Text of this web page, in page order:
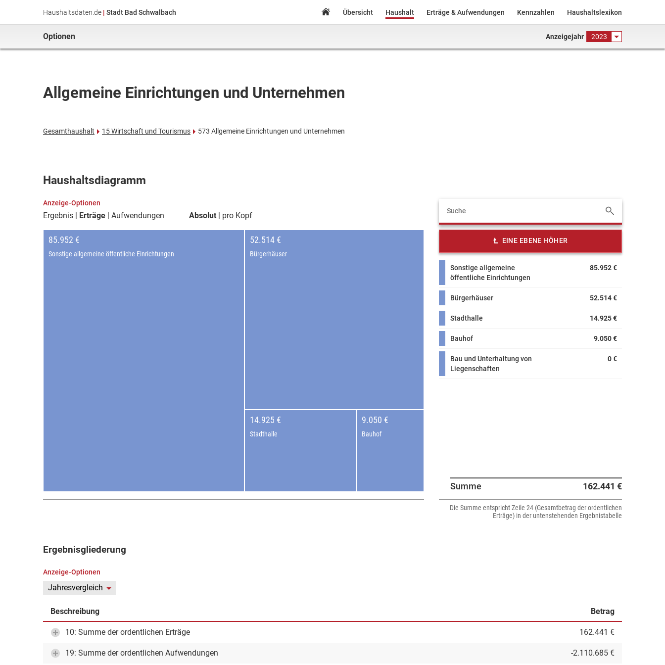
Haushaltsdaten.de | Stadt Bad Schwalbach Übersicht Haushalt Erträge & Aufwendungen Kennzahlen Haushaltslexikon
Optionen Anzeigejahr 2023
Allgemeine Einrichtungen und Unternehmen
Gesamthaushalt 15 Wirtschaft und Tourismus 573 Allgemeine Einrichtungen und Unternehmen
Haushaltsdiagramm
Anzeige-Optionen
Ergebnis Erträge Aufwendungen Absolut pro Kopf
85.952 €
Sonstige allgemeine öffentliche Einrichtungen
52.514 €
Bürgerhäuser
14.925 €
Stadthalle
9.050 €
Bauhof
EINE EBENE HÖHER
Sonstige allgemeine
öffentliche Einrichtungen
85.952 €
Bürgerhäuser 52.514 €
Stadthalle 14.925 €
Bauhof 9.050 €
Bau und Unterhaltung von
Liegenschaften
0 €
Summe 162.441 €
Die Summe entspricht Zeile 24 (Gesamtbetrag der ordentlichen
Erträge) in der untenstehenden Ergebnistabelle
Ergebnisgliederung
Anzeige-Optionen
Jahresvergleich
Beschreibung Betrag
10: Summe der ordentlichen Erträge 162.441 €
19: Summe der ordentlichen Aufwendungen -2.110.685 €